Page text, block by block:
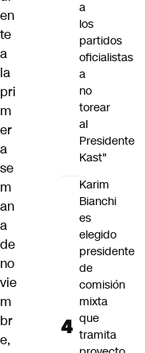
en
te
a
la
pri
m
er
a
se
m
an
a
de
no
vie
m
br
e,
a
los
partidos
oficialistas
a
no
torear
al
Presidente
Kast"
Karim
Bianchi
es
elegido
presidente
de
comisión
mixta
que
tramita